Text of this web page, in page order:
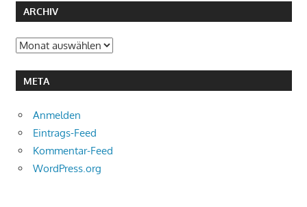
ARCHIV
Archiv
META
Anmelden
Eintrags-Feed
Kommentar-Feed
WordPress.org